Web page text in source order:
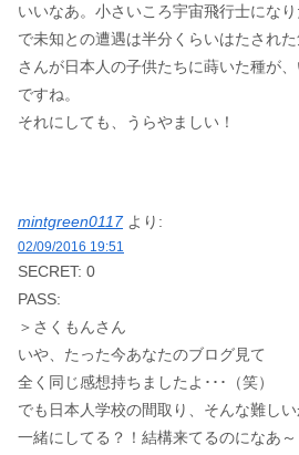
いいなあ。小さいころ宇宙飛行士にな
で未知との遭遇は半分くらいはたされ
さんが日本人の子供たちに蒔いた種が
ですね。
それにしても、うらやましい！
mintgreen0117 より:
02/09/2016 19:51
SECRET: 0
PASS:
＞さくもんさん
いや、たった今あなたのブログ見て
全く同じ感想持ちましたよ･･･（笑）
でも日本人学校の間取り、そんな難し
一緒にしてる？！結構来てるのになあ～